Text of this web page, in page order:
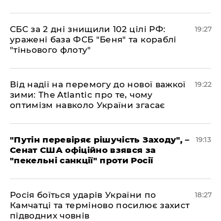
​СБС за 2 дні знищили 102 цілі РФ:
уражені база ФСБ "Беня" та кораблі
"тіньового флоту"
19:27
​Від надії на перемогу до нової важкої
зими: The Atlantic про те, чому
оптимізм навколо України згасає
19:22
​"Путін перевіряє рішучість Заходу", –
Сенат США офіційно взявся за
"пекельні санкції" проти Росії
19:13
​Росія боїться ударів України по
Камчатці та терміново посилює захист
підводних човнів
18:27